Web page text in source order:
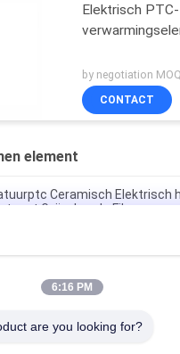
Elektrisch PTC-
by negotiation
CONTACT
element
Ceramisch Elektrisch
met Geïsoleerde Film
Element 1 - Ceramisch het
Element met
Elektroptc
6:16 PM
are you looking for?